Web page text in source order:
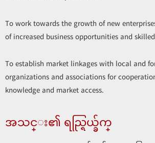
To work towards the growth of new
of increased business opportunities and
To establish market linkages with local and
organizations and associations for
knowledge and market access.
အသင္း၏ ရည္ရြယ္ခ်က္